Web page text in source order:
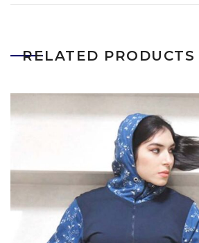
RELATED PRODUCTS